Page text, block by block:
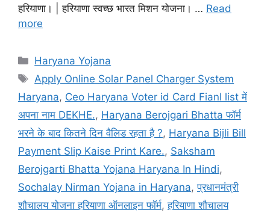
हरियाणा। | हरियाणा स्वच्छ भारत मिशन योजना। … Read
more
Categories
Haryana Yojana
Tags
Apply Online Solar Panel Charger System
Haryana, Ceo Haryana Voter id Card Fianl list में
अपना नाम DEKHE., Haryana Berojgari Bhatta फॉर्म
भरने के बाद कितने दिन वैलिड रहता है ?, Haryana Bijli Bill
Payment Slip Kaise Print Kare., Saksham
Berojgarti Bhatta Yojana Haryana In Hindi,
Sochalay Nirman Yojana in Haryana,प्रधानमंत्री
शौचालय योजना हरियाणा ऑनलाइन फॉर्म,हरियाणा शौचालय